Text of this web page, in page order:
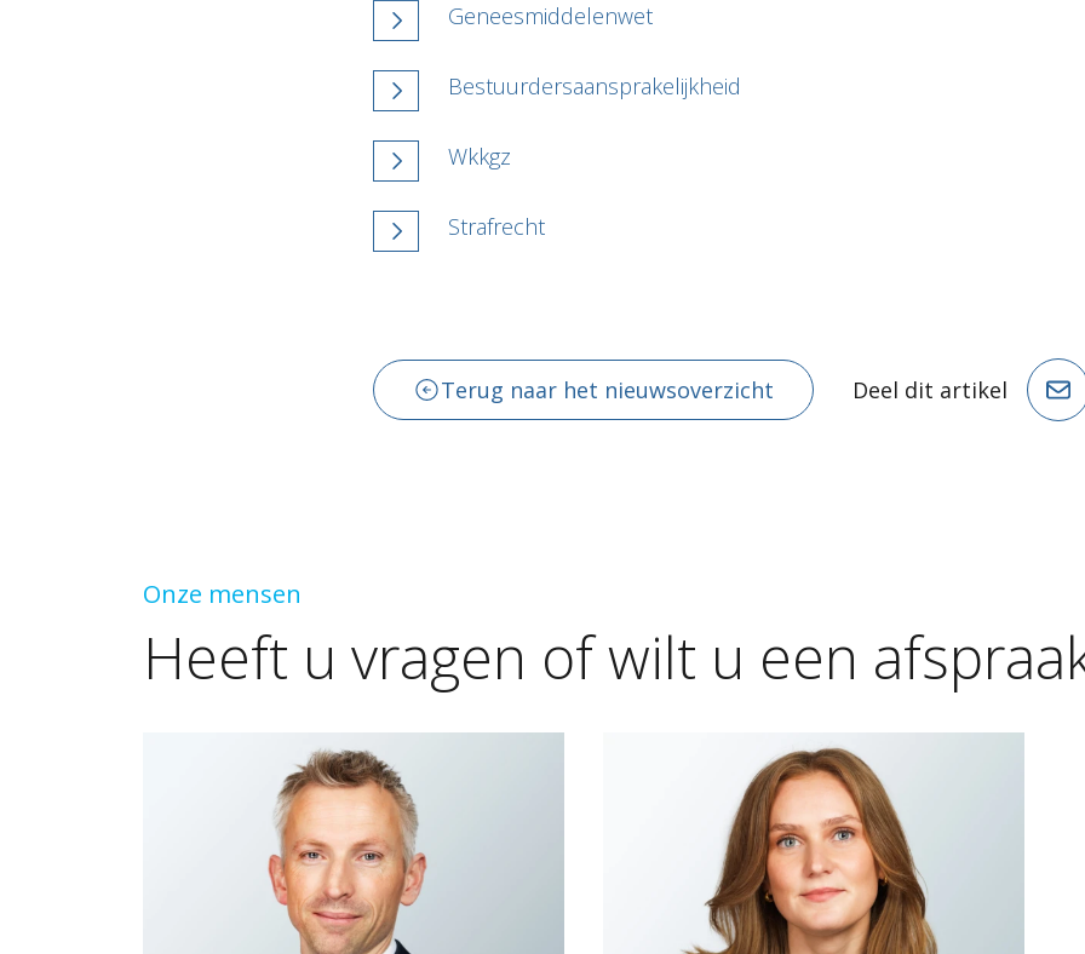
Geneesmiddelenwet
Bestuurdersaansprakelijkheid
Wkkgz
Strafrecht
Terug naar het nieuwsoverzicht Deel dit artikel
Onze mensen
Heeft u vragen ofwilt u een